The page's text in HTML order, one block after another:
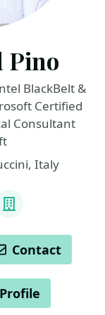
Pino
BlackBelt &
Certified
Consultant
Italy
Company
Contact